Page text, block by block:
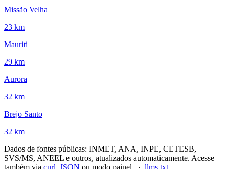
Missão Velha
23 km
Mauriti
29 km
Aurora
32 km
Brejo Santo
32 km
Dados de fontes públicas: INMET, ANA, INPE, CETESB,
SVS/MS, ANEEL e outros, atualizados automaticamente. Acesse